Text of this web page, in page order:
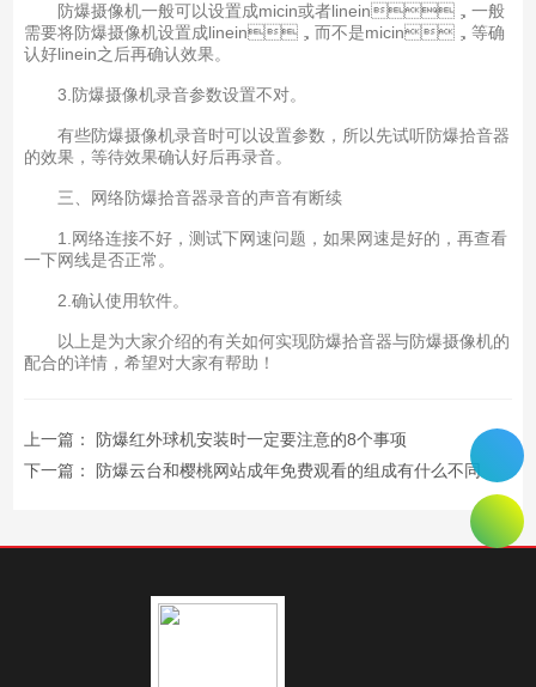
防爆摄像机一般可以设置成micin或者linein，一般
需要将防爆摄像机设置成linein，而不是micin，等确
认好linein之后再确认效果。
3.防爆摄像机录音参数设置不对。
有些防爆摄像机录音时可以设置参数，所以先试听防爆拾音器
的效果，等待效果确认好后再录音。
三、网络防爆拾音器录音的声音有断续
1.网络连接不好，测试下网速问题，如果网速是好的，再查看
一下网线是否正常。
2.确认使用软件。
以上是为大家介绍的有关如何实现防爆拾音器与防爆摄像机的
配合的详情，希望对大家有帮助！
上一篇：
防爆红外球机安装时一定要注意的8个事项
下一篇：
防爆云台和樱桃网站成年免费观看的组成有什么不同